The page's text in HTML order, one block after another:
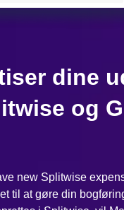
dine
og
new Splitwise
til at gøre din